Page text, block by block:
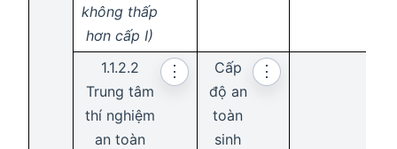
không thấp
hơn cấp I)
1.1.2.2
Trung tâm
thí nghiệm
an toàn
⋮
Cấp
độ an
toàn
sinh
⋮